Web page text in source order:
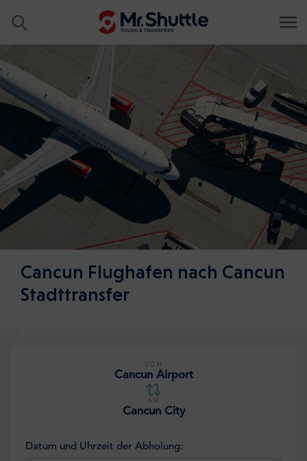
Cancun Flughafen nach Cancun
Stadttransfer
VON
Cancun Airport
AN
Cancun City
Datum und Uhrzeit der Abholung: